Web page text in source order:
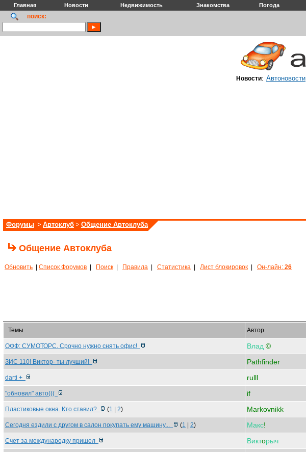
Главная Новости Недвижимость Знакомства Погода
поиск:
Новости: Автоновости
Форумы > Автоклуб > Общение Автоклуба
Общение Автоклуба
Обновить Список Форумов Поиск Правила Статистика Лист блокировок Он-лайн: 26
Темы Автор
ОФФ: СУМОТОРС. Срочно нужно снять офис! Влад ©
ЗИС 110! Виктор- ты лучший! Pathfinder
darti + rulll
"обновил" авто((( if
Пластиковые окна. Кто ставил? (1 2) Markovnikk
Сегодня ездили с другом в салон покупать ему машину... (1 2) Макс!
Счет за международку пришел Виктoрыч